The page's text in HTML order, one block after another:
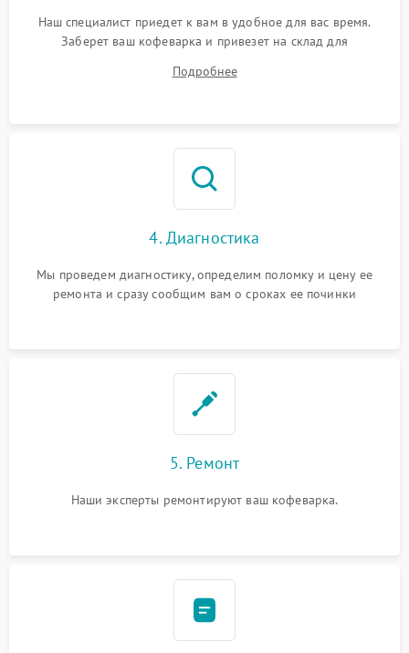
Наш специалист приедет к вам в удобное для вас время.
Заберет ваш кофеварка и привезет на склад для
Подробнее
4. Диагностика
Мы проведем диагностику, определим поломку и цену ее
ремонта и сразу сообщим вам о сроках ее починки
5. Ремонт
Наши эксперты ремонтируют ваш кофеварка.